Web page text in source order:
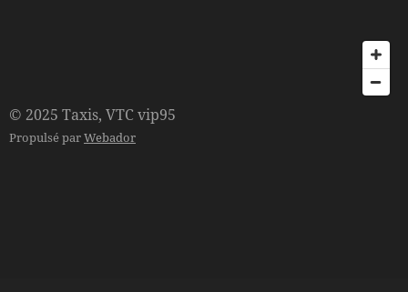
© 2025 Taxis, VTC vip95
Propulsé par Webador